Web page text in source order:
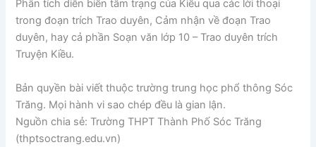
Phân tích diễn biến tâm trạng của Kiều qua các lời thoại
trong đoạn trích Trao duyên, Cảm nhận về đoạn Trao
duyên, hay cả phần Soạn văn lớp 10 – Trao duyên trích
Truyện Kiều.
Bản quyền bài viết thuộc trường trung học phổ thông Sóc
Trăng. Mọi hành vi sao chép đều là gian lận.
Nguồn chia sẻ: Trường THPT Thành Phố Sóc Trăng
(thptsoctrang.edu.vn)